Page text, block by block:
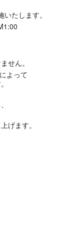
たします。
せん。
よって
げます。